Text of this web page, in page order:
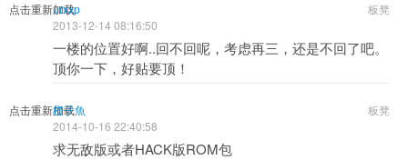
点击重新加载 板凳
urxxp
2013-12-14 08:16:50
一楼的位置好啊..回不回呢，考虑再三，还是不回了吧。
顶你一下，好贴要顶！
点击重新加载 板凳
橙子魚
2014-10-16 22:40:58
求无敌版或者HACK版ROM包